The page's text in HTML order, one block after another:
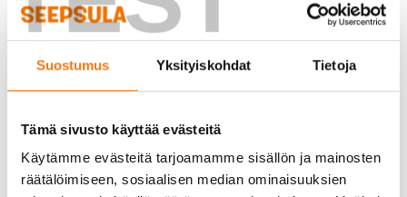
Suostumus Yksityiskohdat Tietoja
Tämä sivusto käyttää evästeitä
Käytämme evästeitä tarjoamamme sisällön ja mainosten
räätälöimiseen, sosiaalisen median ominaisuuksien
Tämä takaa asiakkaillemme mielenrauhan, kun he
valitsevat meidät kumppanikseen.
Kestävän kalliomurskeen
Kalliomurskeen valmistus on tarkkaan säädelty
prosessi, joka alkaa laadukkaan raaka-aineen